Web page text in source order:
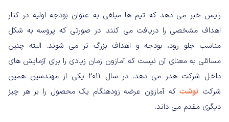
رایس خبر می دهد که تیم ها مبلغی به عنوان بودجه اولیه در کنار
اهداف مشخصی را دریافت می کنند. در صورتی که پروسه به شکل
مناسب جلو رود، بودجه و اهداف بزرگ تر می شوند. البته چنین
مسائلی به معنای آن نیست که آمازون زمان زیادی را برای آزمایش های
داخل شرکت هدر می دهد. در سال ۲۰۱۱ یکی از مهندسین همین
شرکت نوشتکه آمازون عرضه زودهنگام یک محصول را بر هر چیز
دیگری مقدم می داند.